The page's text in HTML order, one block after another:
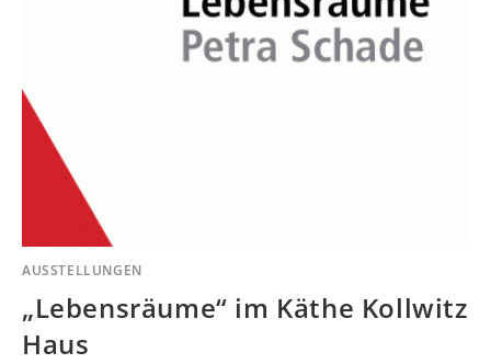
AUSSTELLUNGEN
„Lebensräume“ im Käthe Kollwitz
Haus